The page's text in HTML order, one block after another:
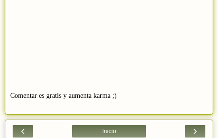
Comentar es gratis y aumenta karma ;)
‹ ›
Inicio